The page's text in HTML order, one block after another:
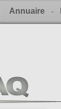
Annuaire -